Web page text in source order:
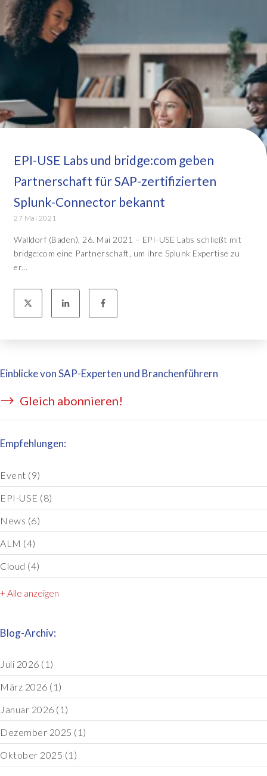
EPI-USE Labs und bridge:com geben
Partnerschaft für SAP-zertifizierten
Splunk-Connector bekannt
27 Mai 2021
Walldorf (Baden), 26. Mai 2021 – EPI-USE Labs schließt mit
bridge:com eine Partnerschaft, um ihre Splunk Expertise zu
er...
Einblicke von SAP-Experten und Branchenführern
Gleich abonnieren!
Empfehlungen:
Event (9)
EPI-USE (8)
News (6)
ALM (4)
Cloud (4)
+ Alle anzeigen
Blog-Archiv:
Juli 2026 (1)
März 2026 (1)
Januar 2026 (1)
Dezember 2025 (1)
Oktober 2025 (1)